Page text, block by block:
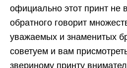
официально этот принт не
обратного говорит
уважаемых и знаменитых
советуем и вам
звериному принту